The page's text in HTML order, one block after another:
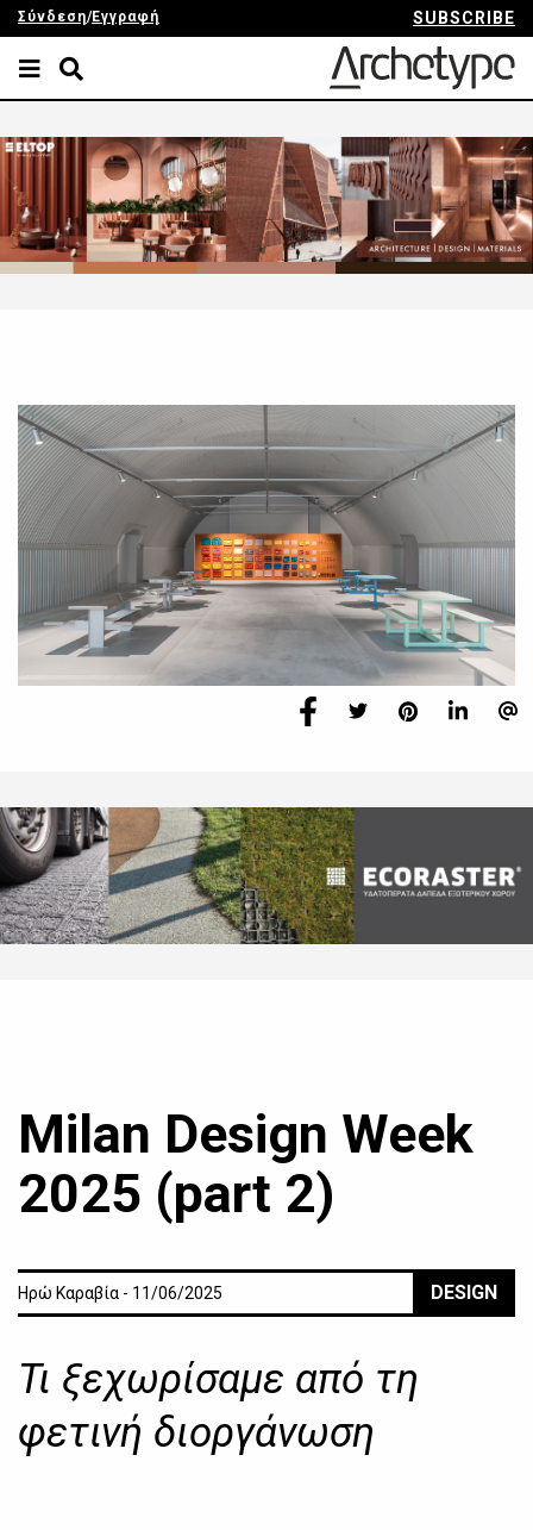
Σύνδεση/Εγγραφή SUBSCRIBE
Milan Design Week
2025 (part 2)
Ηρώ Καραβία - 11/06/2025 DESIGN
Τι ξεχωρίσαμε από τη
φετινή διοργάνωση